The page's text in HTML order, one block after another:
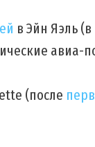
в Эйн Яэль
авиа-
(после